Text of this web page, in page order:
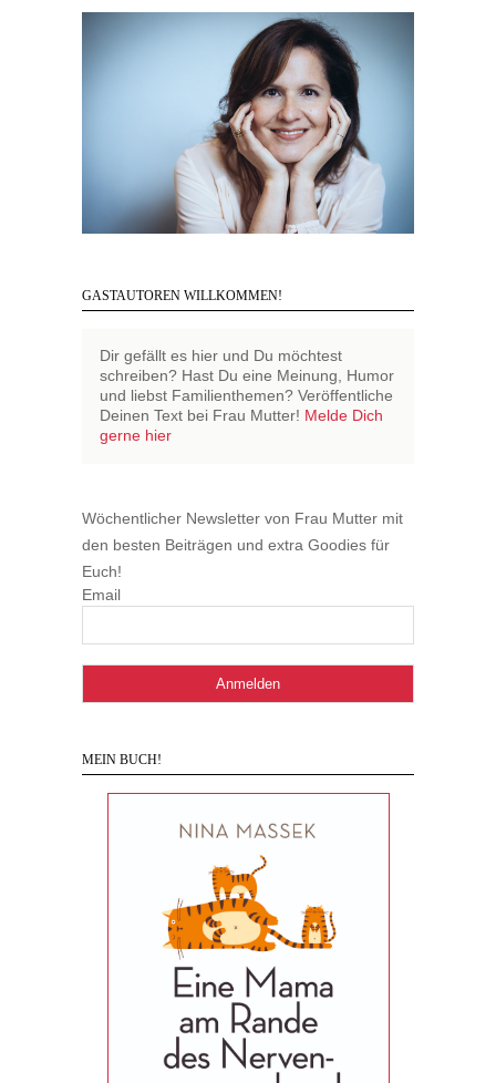
GASTAUTOREN WILLKOMMEN!
Dir gefällt es hier und Du möchtest
schreiben? Hast Du eine Meinung, Humor
und liebst Familienthemen? Veröffentliche
Deinen Text bei Frau Mutter! Melde Dich
gerne hier
Wöchentlicher Newsletter von Frau Mutter mit
den besten Beiträgen und extra Goodies für
Euch!
Email
MEIN BUCH!